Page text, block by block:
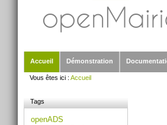
Accueil
Démonstration
Vous êtes ici : Accueil
Tags
openADS